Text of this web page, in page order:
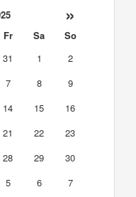
»
Fr Sa
So
31 1
2
7 8
9
14 15
16
21 22
23
28 29
30
5 6 7